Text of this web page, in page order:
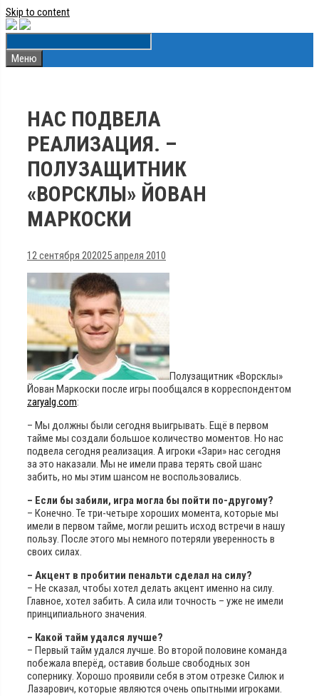
Skip to content
Меню
НАС ПОДВЕЛА
РЕАЛИЗАЦИЯ. –
ПОЛУЗАЩИТНИК
«ВОРСКЛЫ» ЙОВАН
МАРКОСКИ
12 сентября 202025 апреля 2010
Полузащитник «Ворсклы»
Йован Маркоски после игры пообщался в корреспондентом
zaryalg.com:
– Мы должны были сегодня выигрывать. Ещё в первом
тайме мы создали большое количество моментов. Но нас
подвела сегодня реализация. А игроки «Зари» нас сегодня
за это наказали. Мы не имели права терять свой шанс
забить, но мы этим шансом не воспользовались.
– Если бы забили, игра могла бы пойти по-другому?
– Конечно. Те три-четыре хороших момента, которые мы
имели в первом тайме, могли решить исход встречи в нашу
пользу. После этого мы немного потеряли уверенность в
своих силах.
– Акцент в пробитии пенальти сделал на силу?
– Не сказал, чтобы хотел делать акцент именно на силу.
Главное, хотел забить. А сила или точность – уже не имели
принципиального значения.
– Какой тайм удался лучше?
– Первый тайм удался лучше. Во второй половине команда
побежала вперёд, оставив больше свободных зон
сопернику. Хорошо проявили себя в этом отрезке Силюк и
Лазарович, которые являются очень опытными игроками.